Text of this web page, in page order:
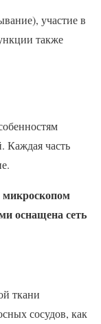
участие в
также
Каждая часть
оснащена сеть
ткани
сосудов, как